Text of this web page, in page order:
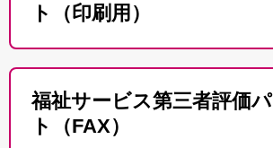
ト（印刷用）
福祉サービス第三者評価
ト（FAX）